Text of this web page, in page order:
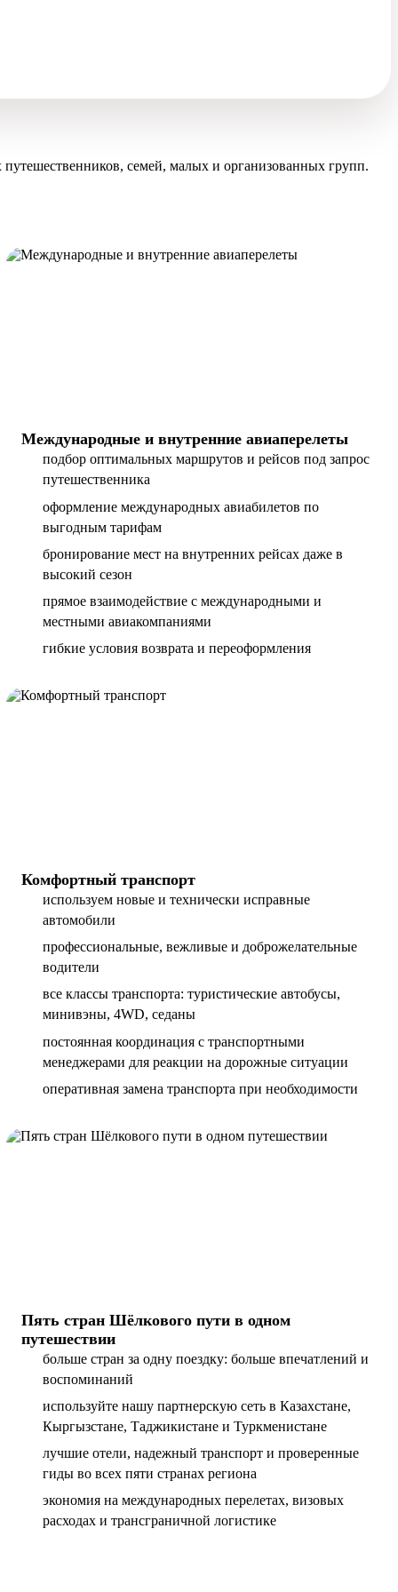
семей, малых и организованных групп.
Международные и внутренние авиаперелеты
подбор оптимальных маршрутов и рейсов под запрос
путешественника
оформление международных авиабилетов по
выгодным тарифам
бронирование мест на внутренних рейсах даже в
высокий сезон
прямое взаимодействие с международными и
местными авиакомпаниями
гибкие условия возврата и переоформления
Комфортный транспорт
используем новые и технически исправные
автомобили
профессиональные, вежливые и доброжелательные
водители
все классы транспорта: туристические автобусы,
минивэны, 4WD, седаны
постоянная координация с транспортными
менеджерами для реакции на дорожные ситуации
оперативная замена транспорта при необходимости
Пять стран Шёлкового пути в одном
путешествии
больше стран за одну поездку: больше впечатлений и
воспоминаний
используйте нашу партнерскую сеть в Казахстане,
Кыргызстане, Таджикистане и Туркменистане
лучшие отели, надежный транспорт и проверенные
гиды во всех пяти странах региона
экономия на международных перелетах, визовых
расходах и трансграничной логистике